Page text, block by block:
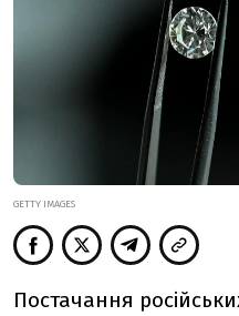
GETTY IMAGES
Постачання